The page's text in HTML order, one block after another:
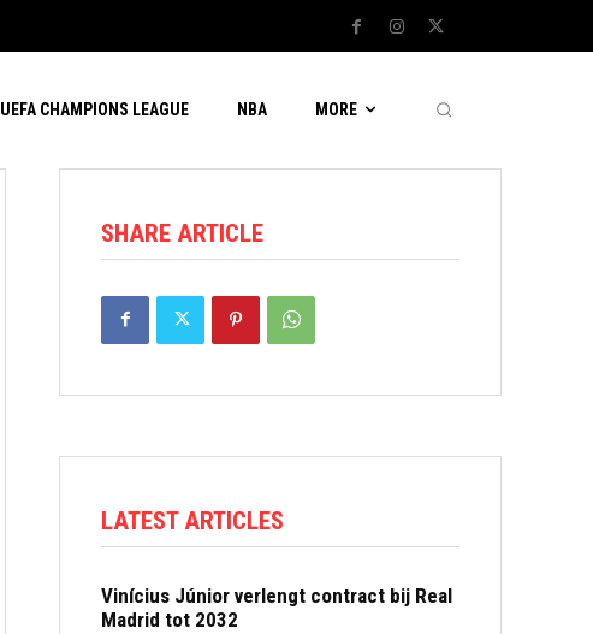
UEFA CHAMPIONS LEAGUE NBA MORE
SHARE ARTICLE
LATEST ARTICLES
Vinícius Júnior verlengt contract bij Real
Madrid tot 2032